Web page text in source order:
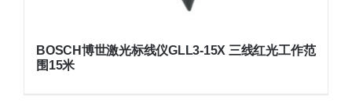
BOSCH博世激光标线仪GLL3-15X 三线红光工作范
围15米